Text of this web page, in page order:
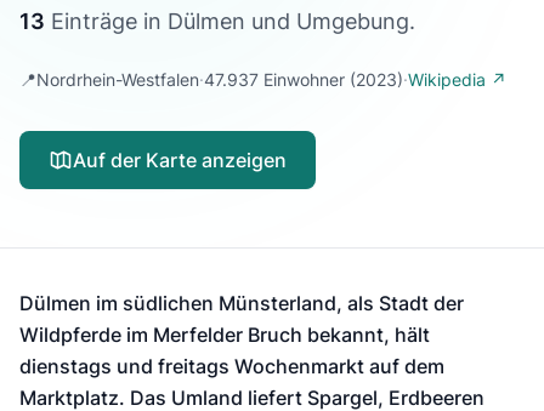
13 Einträge in Dülmen und Umgebung.
📍Nordrhein-Westfalen·47.937 Einwohner (2023)·Wikipedia ↗
Auf der Karte anzeigen
Dülmen im südlichen Münsterland, als Stadt der
Wildpferde im Merfelder Bruch bekannt, hält
dienstags und freitags Wochenmarkt auf dem
Marktplatz. Das Umland liefert Spargel, Erdbeeren